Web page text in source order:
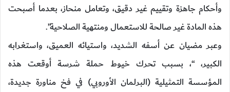
وأحكام جاهزة وتقييم غير دقيق، وتعامل منحاز، بعدما أصبحت
هذه المادة غير صالحة للاستعمال ومنتهية الصلاحية”.
وعبر مضيان عن أسفه الشديد، واستيائه العميق، واستغرابه
الكبير، “، بسبب تحرك خيوط حملة شرسة أوقعت هذه
المؤسسة التمثيلية (البرلمان الأوروبي) في فخ مناورة جديدة،